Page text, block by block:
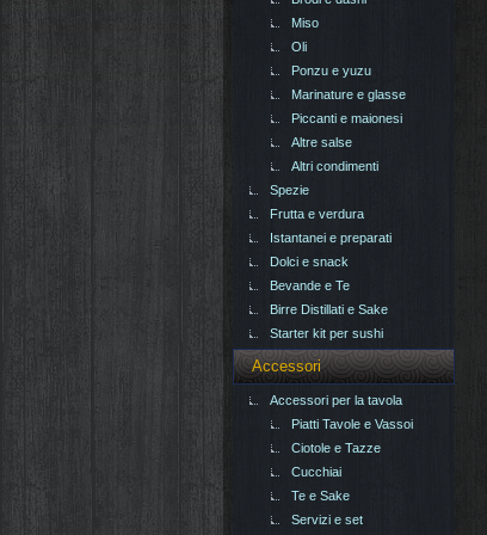
Miso
Oli
Ponzu e yuzu
Marinature e glasse
Piccanti e maionesi
Altre salse
Altri condimenti
Spezie
Frutta e verdura
Istantanei e preparati
Dolci e snack
Bevande e Te
Birre Distillati e Sake
Starter kit per sushi
Accessori
Accessori per la tavola
Piatti Tavole e Vassoi
Ciotole e Tazze
Cucchiai
Te e Sake
Servizi e set